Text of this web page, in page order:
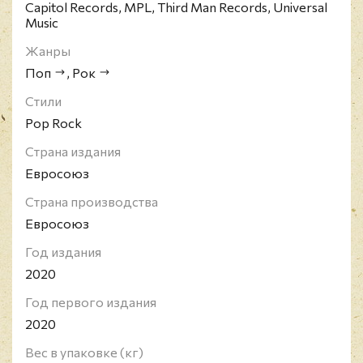
"Mull of Kintyre" (Wings), ставший в 1977 году
первым в истории британским синглом, тираж
двухмиллионной отметки, по-прежнему
возглавляет список британских бестселлеров
всех времён.
Раритетное издание! Давно снято с ,
Capitol Records, MPL, Third Man Records, Universal
Music
Жанры
Поп
, Рок
Стили
Pop Rock
Страна издания
Евросоюз
Страна производства
Евросоюз
Год издания
2020
Год первого издания
2020
Вес в упаковке (кг)